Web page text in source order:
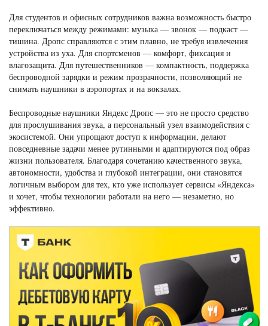
Для студентов и офисных сотрудников важна возможность быстро
переключаться между режимами: музыка — звонок — подкаст —
тишина. Дропс справляются с этим плавно, не требуя извлечения
устройства из уха. Для спортсменов — комфорт, фиксация и
влагозащита. Для путешественников — компактность, поддержка
беспроводной зарядки и режим прозрачности, позволяющий не
снимать наушники в аэропортах и на вокзалах.
Беспроводные наушники Яндекс Дропс — это не просто средство
для прослушивания звука, а персональный узел взаимодействия с
экосистемой. Они упрощают доступ к информации, делают
повседневные задачи менее рутинными и адаптируются под образ
жизни пользователя. Благодаря сочетанию качественного звука,
автономности, удобства и глубокой интеграции, они становятся
логичным выбором для тех, кто уже использует сервисы «Яндекса»
и хочет, чтобы технологии работали на него — незаметно, но
эффективно.